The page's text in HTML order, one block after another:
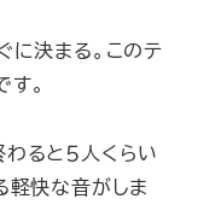
に決まる。このテ
。
ると５人くらい
軽快な音がしま